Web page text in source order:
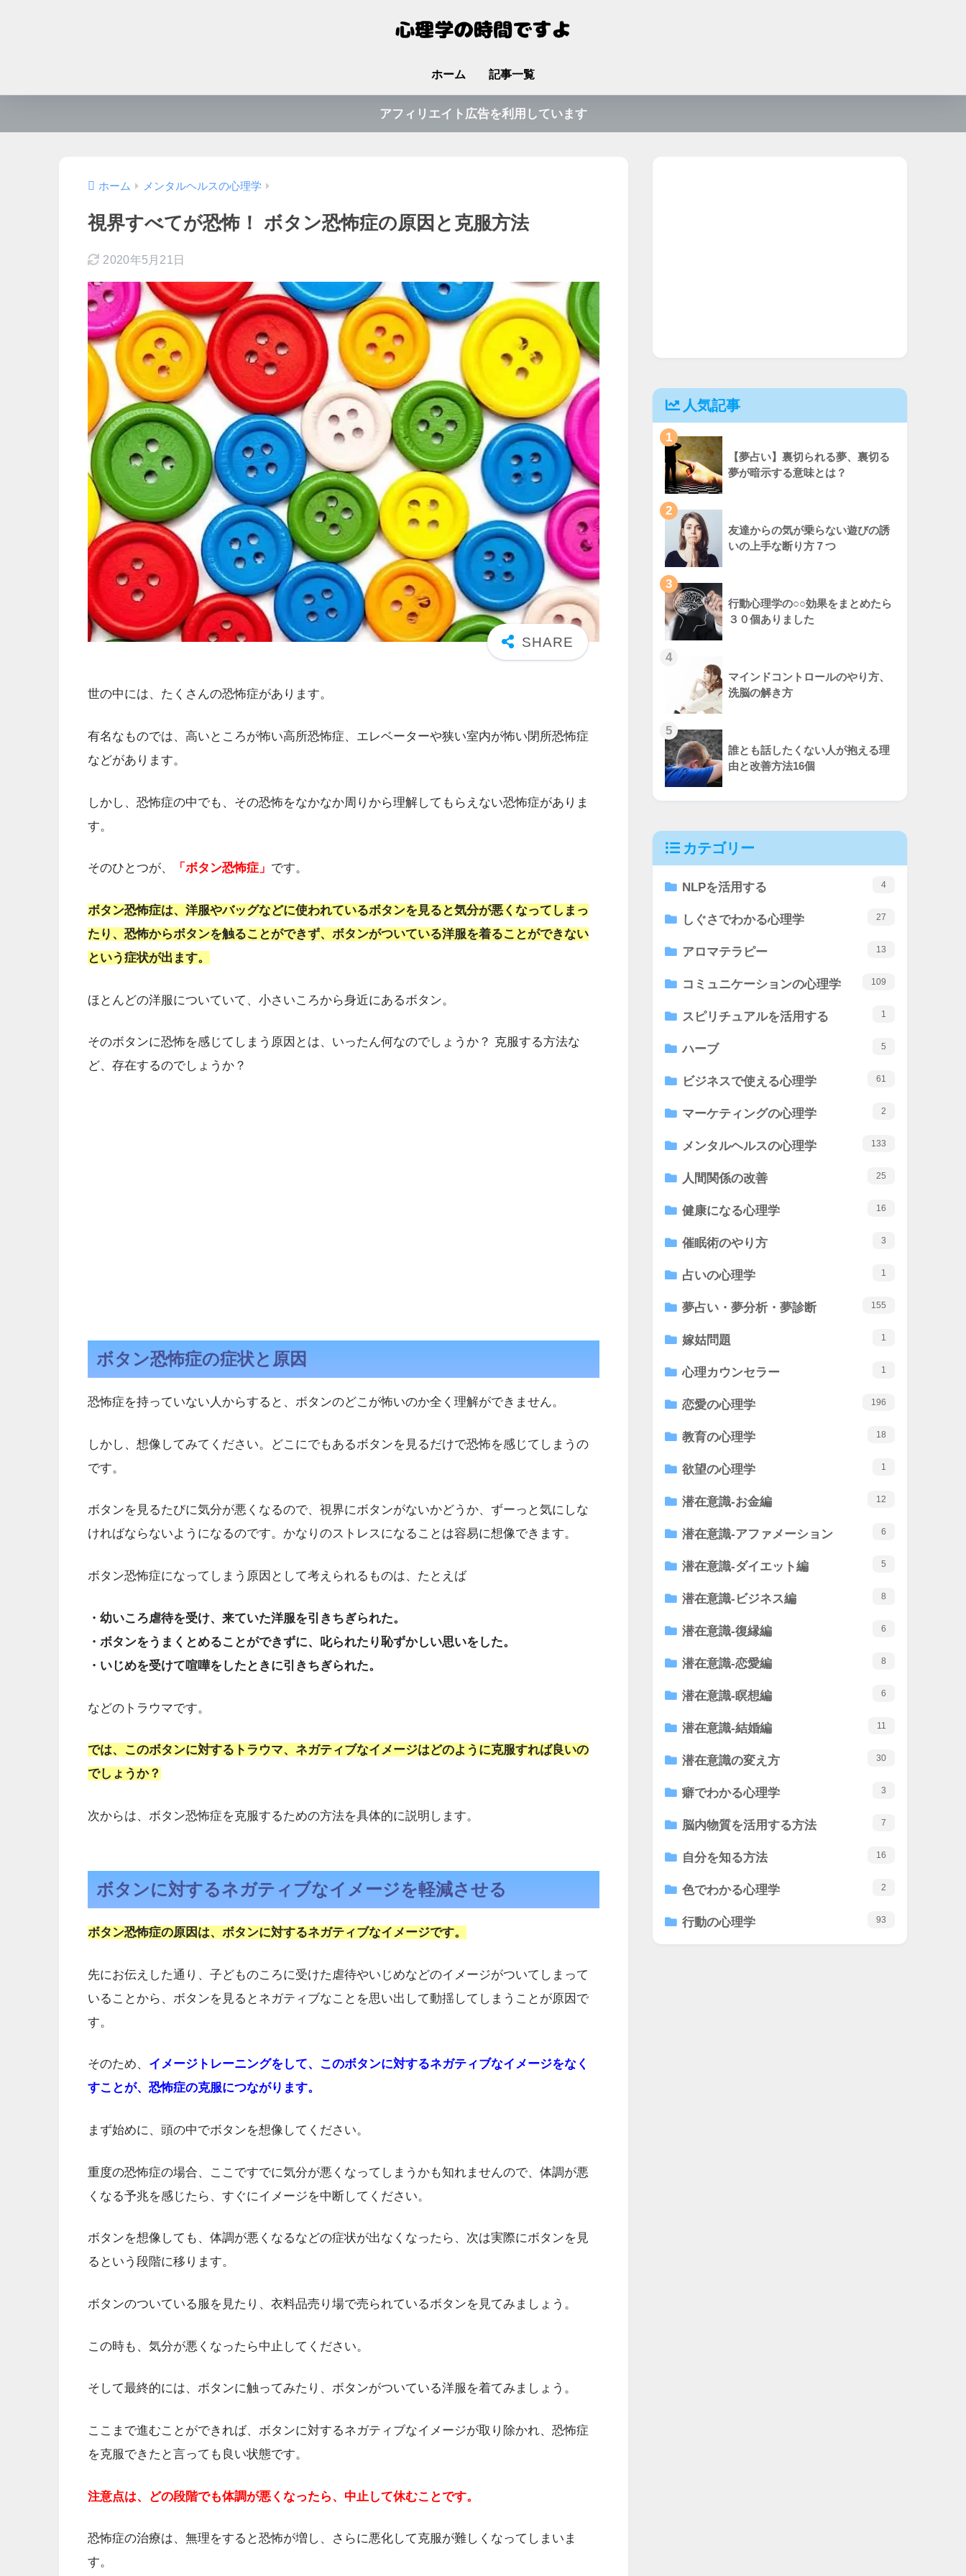
ホーム 記事一覧
アフィリエイト広告を利用しています
ホーム メンタルヘルスの心理学
視界すべてが恐怖！ ボタン恐怖症の原因と克服方法
2020年5月21日
世の中には、たくさんの恐怖症があります。
有名なものでは、高いところが怖い高所恐怖症、エレベーターや狭い室内が怖い閉所恐怖症
などがあります。
しかし、恐怖症の中でも、その恐怖をなかなか周りから理解してもらえない恐怖症がありま
す。
そのひとつが、 「ボタン恐怖症」 です。
ボタン恐怖症は、洋服やバッグなどに使われているボタンを見ると気分が悪くなってしまっ
たり、恐怖からボタンを触ることができず、ボタンがついている洋服を着ることができない
という症状が出ます。
ほとんどの洋服についていて、小さいころから身近にあるボタン。
そのボタンに恐怖を感じてしまう原因とは、いったん何なのでしょうか？ 克服する方法な
ど、存在するのでしょうか？
ボタン恐怖症の症状と原因
恐怖症を持っていない人からすると、ボタンのどこが怖いのか全く理解ができません。
しかし、想像してみてください。どこにでもあるボタンを見るだけで恐怖を感じてしまうの
です。
ボタンを見るたびに気分が悪くなるので、視界にボタンがないかどうか、ずーっと気にしな
ければならないようになるのです。かなりのストレスになることは容易に想像できます。
ボタン恐怖症になってしまう原因として考えられるものは、たとえば
・幼いころ虐待を受け、来ていた洋服を引きちぎられた。
・ボタンをうまくとめることができずに、叱られたり恥ずかしい思いをした。
・いじめを受けて喧嘩をしたときに引きちぎられた。
などのトラウマです。
では、このボタンに対するトラウマ、ネガティブなイメージはどのように克服すれば良いの
でしょうか？
次からは、ボタン恐怖症を克服するための方法を具体的に説明します。
ボタンに対するネガティブなイメージを軽減させる
ボタン恐怖症の原因は、ボタンに対するネガティブなイメージです。
先にお伝えした通り、子どものころに受けた虐待やいじめなどのイメージがついてしまって
いることから、ボタンを見るとネガティブなことを思い出して動揺してしまうことが原因で
す。
そのため、 イメージトレーニングをして、このボタンに対するネガティブなイメージをなく
すことが、恐怖症の克服につながります。
まず始めに、頭の中でボタンを想像してください。
重度の恐怖症の場合、ここですでに気分が悪くなってしまうかも知れませんので、体調が悪
くなる予兆を感じたら、すぐにイメージを中断してください。
ボタンを想像しても、体調が悪くなるなどの症状が出なくなったら、次は実際にボタンを見
るという段階に移ります。
ボタンのついている服を見たり、衣料品売り場で売られているボタンを見てみましょう。
この時も、気分が悪くなったら中止してください。
そして最終的には、ボタンに触ってみたり、ボタンがついている洋服を着てみましょう。
ここまで進むことができれば、ボタンに対するネガティブなイメージが取り除かれ、恐怖症
を克服できたと言っても良い状態です。
注意点は、どの段階でも体調が悪くなったら、中止して休むことです。
恐怖症の治療は、無理をすると恐怖が増し、さらに悪化して克服が難しくなってしまいま
す。
人気記事
1
【夢占い】裏切られる夢、裏切る
夢が暗示する意味とは？
2
友達からの気が乗らない遊びの誘
いの上手な断り方７つ
3
行動心理学の○○効果をまとめたら
３０個ありました
4
マインドコントロールのやり方、
洗脳の解き方
5
誰とも話したくない人が抱える理
由と改善方法16個
カテゴリー
NLPを活用する 4
しぐさでわかる心理学 27
アロマテラピー 13
コミュニケーションの心理学 109
スピリチュアルを活用する 1
ハーブ 5
ビジネスで使える心理学 61
マーケティングの心理学 2
メンタルヘルスの心理学 133
人間関係の改善 25
健康になる心理学 16
催眠術のやり方 3
占いの心理学 1
夢占い・夢分析・夢診断 155
嫁姑問題 1
心理カウンセラー 1
恋愛の心理学 196
教育の心理学 18
欲望の心理学 1
潜在意識-お金編 12
潜在意識-アファメーション 6
潜在意識-ダイエット編 5
潜在意識-ビジネス編 8
潜在意識-復縁編 6
潜在意識-恋愛編 8
潜在意識-瞑想編 6
潜在意識-結婚編 11
潜在意識の変え方 30
癖でわかる心理学 3
脳内物質を活用する方法 7
自分を知る方法 16
色でわかる心理学 2
行動の心理学 93